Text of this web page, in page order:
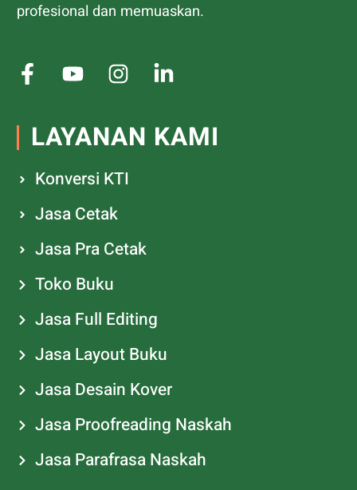
profesional dan memuaskan.
LAYANAN KAMI
Konversi KTI
Jasa Cetak
Jasa Pra Cetak
Toko Buku
Jasa Full Editing
Jasa Layout Buku
Jasa Desain Kover
Jasa Proofreading Naskah
Jasa Parafrasa Naskah